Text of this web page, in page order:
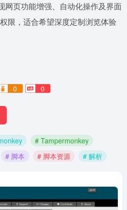
网页功能增强、自动化操作及界面
限，适合希望深度定制浏览体验
0 0
# Tampermonkey
# 脚本 # 脚本资源 # 解析